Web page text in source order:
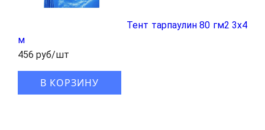
Тент тарпаулин 80 гм2 3х4
м
456 руб/шт
В КОРЗИНУ